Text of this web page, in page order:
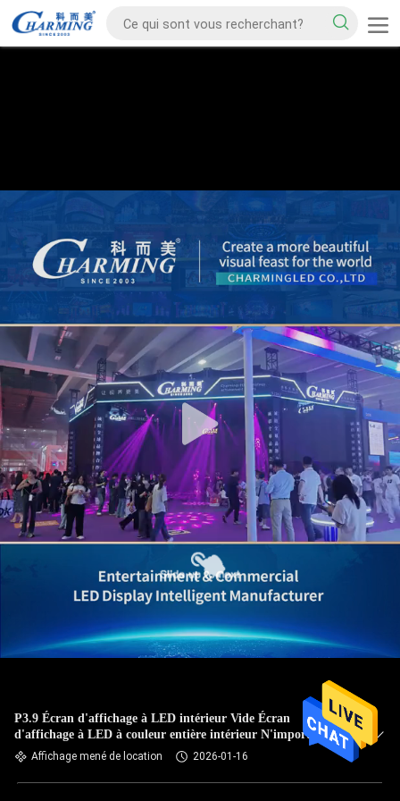
P3.9 Écran d'affichage à LED intérieur Vide Écran
d'affichage à LED à couleur entière intérieur N'importe
quelle forme Écran mural vidéo à LED intérieur
Affichage mené de location 2026-01-16